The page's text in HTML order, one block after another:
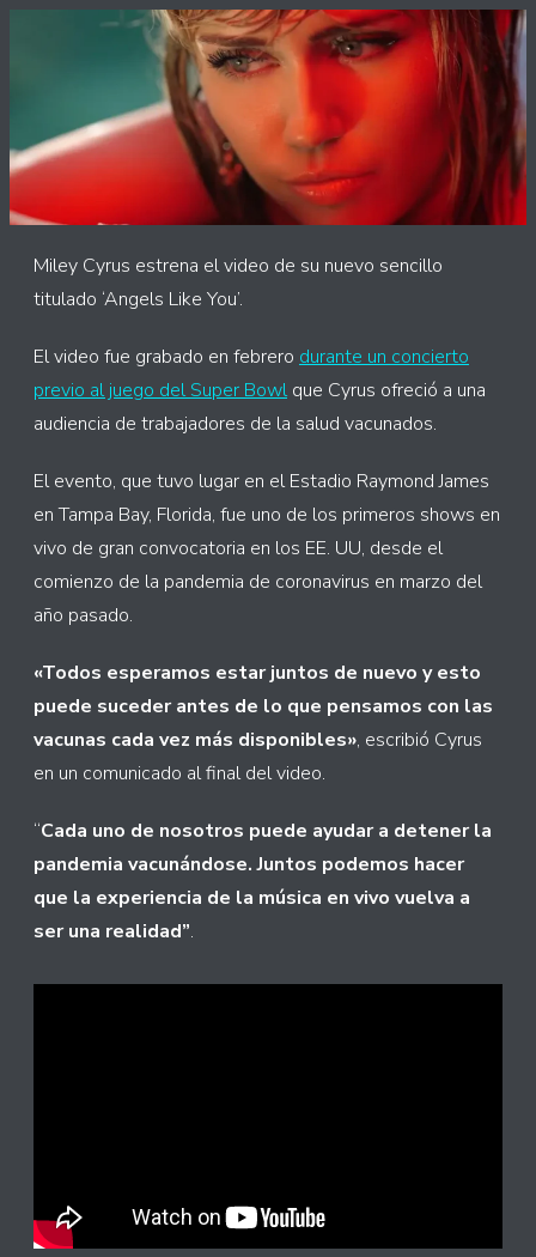
Miley Cyrus estrena el video de su nuevo sencillo
titulado ‘Angels Like You’.
El video fue grabado en febrero durante un concierto
previo al juego del Super Bowlque Cyrus ofreció a una
audiencia de trabajadores de la salud vacunados.
El evento, que tuvo lugar en el Estadio Raymond James
en Tampa Bay, Florida, fue uno de los primeros shows en
vivo de gran convocatoria en los EE. UU, desde el
comienzo de la pandemia de coronavirus en marzo del
año pasado.
«Todos esperamos estar juntos de nuevo y esto
puede suceder antes de lo que pensamos con las
vacunas cada vez más disponibles», escribió Cyrus
en un comunicado al final del video.
“Cada uno de nosotros puede ayudar a detener la
pandemia vacunándose. Juntos podemos hacer
que la experiencia de la música en vivo vuelva a
ser una realidad”.